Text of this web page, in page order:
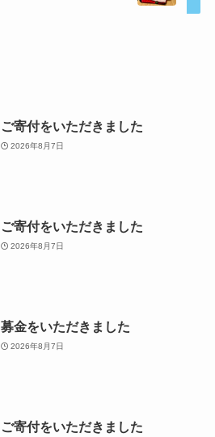
ご寄付をいただきました
2026年8月7日
ご寄付をいただきました
2026年8月7日
募金をいただきました
2026年8月7日
ご寄付をいただきました